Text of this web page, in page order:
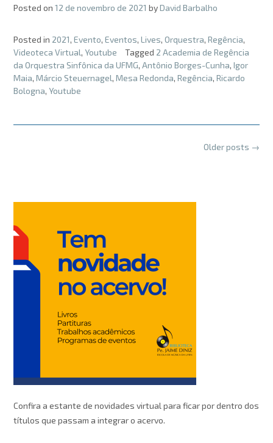
Posted on 12 de novembro de 2021 byDavid Barbalho
Posted in 2021, Evento, Eventos, Lives, Orquestra, Regência,
Videoteca Virtual, Youtube Tagged 2 Academia de Regência
da Orquestra Sinfônica da UFMG, Antônio Borges-Cunha, Igor
Maia, Márcio Steuernagel, Mesa Redonda, Regência, Ricardo
Bologna, Youtube
Older posts →
Confira a estante de novidades virtual para ficar por dentro dos
títulos que passam a integrar o acervo.